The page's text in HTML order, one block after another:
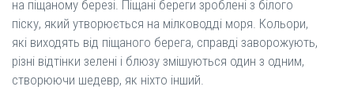
на піщаному березі. Піщані береги зроблені з білого
піску, який утворюється на мілководді моря. Кольори,
які виходять від піщаного берега, справді заворожують,
різні відтінки зелені і блюзу змішуються один з одним,
створюючи шедевр, як ніхто інший.